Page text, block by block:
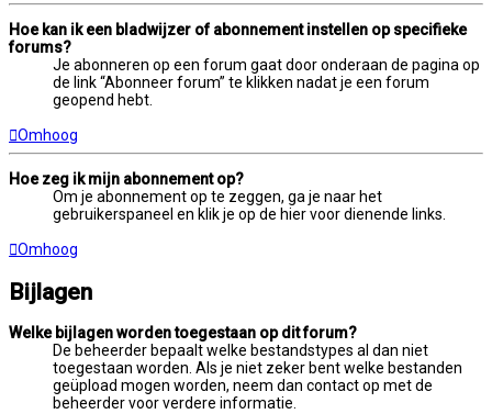
Hoe kan ik een bladwijzer of abonnement instellen op specifieke
forums?
Je abonneren op een forum gaat door onderaan de pagina op
de link “Abonneer forum” te klikken nadat je een forum
geopend hebt.
Omhoog
Hoe zeg ik mijn abonnement op?
Om je abonnement op te zeggen, ga je naar het
gebruikerspaneel en klik je op de hier voor dienende links.
Omhoog
Bijlagen
Welke bijlagen worden toegestaan op dit forum?
De beheerder bepaalt welke bestandstypes al dan niet
toegestaan worden. Als je niet zeker bent welke bestanden
geüpload mogen worden, neem dan contact op met de
beheerder voor verdere informatie.